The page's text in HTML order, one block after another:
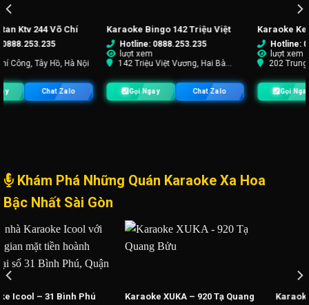
Triệu Việt
Hai Bà
Chat Zalo
Karaoke Kenz Club 202 Trung
Hotline: 0888.253.235
lượt xem
202 Trung Kính, Hà Nội
Gọi Ngay Chat Zalo
Karaoke 419
Hotline:
lượt xem
419 Trần Khát
Gọi Ngay
Khám Phá Những Quán Karaoke Xa Hoa
Bậc Nhất Sài Gòn
– 920 Tạ Quang Karaoke 550 – 3 Đường 546
Karaoke ASIN